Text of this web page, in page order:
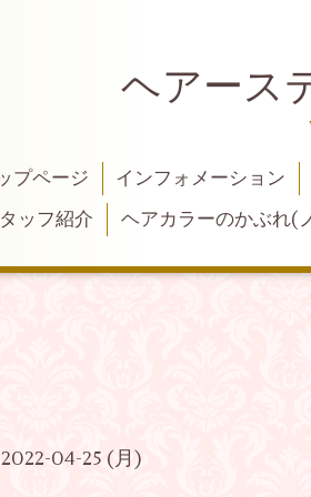
ヘアース
プページ インフォメーション
ッフ紹介
ヘアカラーのかぶれ(
2022-04-25 (月)